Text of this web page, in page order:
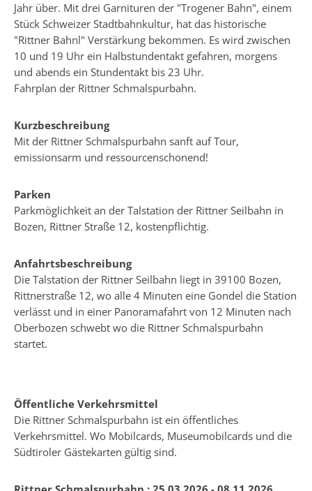
Jahr über. Mit drei Garnituren der "Trogener Bahn", einem
Stück Schweizer Stadtbahnkultur, hat das historische
"Rittner Bahnl" Verstärkung bekommen. Es wird zwischen
10 und 19 Uhr ein Halbstundentakt gefahren, morgens
und abends ein Stundentakt bis 23 Uhr.
Fahrplan der Rittner Schmalspurbahn.
Kurzbeschreibung
Mit der Rittner Schmalspurbahn sanft auf Tour,
emissionsarm und ressourcenschonend!
Parken
Parkmöglichkeit an der Talstation der Rittner Seilbahn in
Bozen, Rittner Straße 12, kostenpflichtig.
Anfahrtsbeschreibung
Die Talstation der Rittner Seilbahn liegt in 39100 Bozen,
Rittnerstraße 12, wo alle 4 Minuten eine Gondel die Station
verlässt und in einer Panoramafahrt von 12 Minuten nach
Oberbozen schwebt wo die Rittner Schmalspurbahn
startet.
Öffentliche Verkehrsmittel
Die Rittner Schmalspurbahn ist ein öffentliches
Verkehrsmittel. Wo Mobilcards, Museumobilcards und die
Südtiroler Gästekarten gültig sind.